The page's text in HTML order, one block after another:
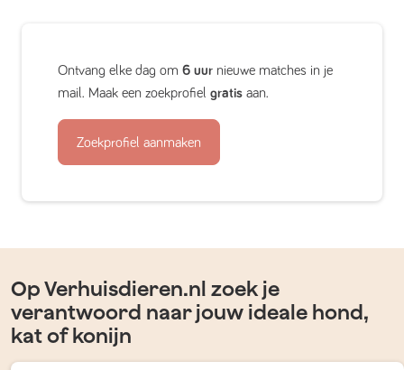
Ontvang elke dag om 6 uur nieuwe matches in je
mail. Maak een zoekprofiel gratis aan.
Zoekprofiel aanmaken
Op Verhuisdieren.nl zoek je
verantwoord naar jouw ideale hond,
kat of konijn